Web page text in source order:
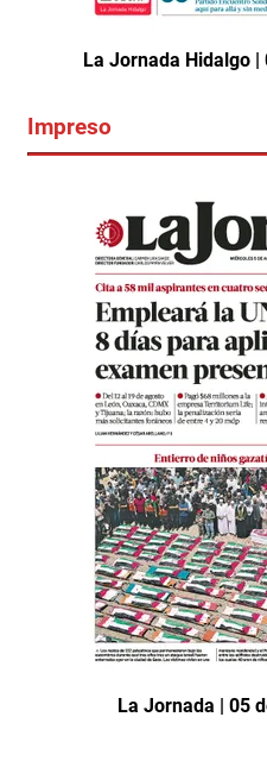
La Jornada Hidalgo
Impreso
La Jornada | 05